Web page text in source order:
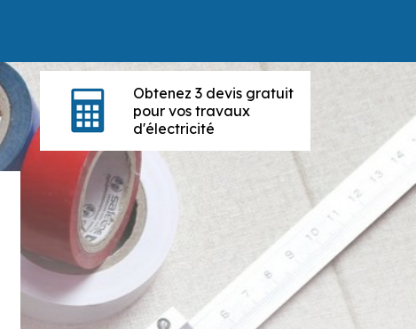
Obtenez 3 devis gratuit
pour vos travaux
d'électricité